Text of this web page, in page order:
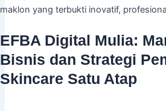
maklon yang terbukti inovatif,
EFBA Digital Mulia:
Bisnis dan Strategi
Skincare Satu Atap